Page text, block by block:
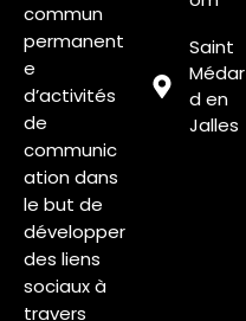
commun
permanent
e
d’activités
de
communic
ation dans
le but de
développer
des liens
sociaux à
travers
Saint
Médar
d en
Jalles